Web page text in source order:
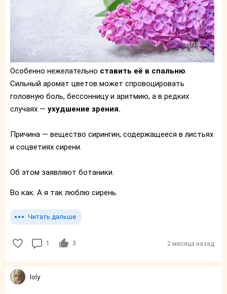
Особенно нежелательно ставить её в спальню.
Сильный аромат цветов может спровоцировать
головную боль, бессонницу и аритмию, а в редких
случаях — ухудшение зрения.
Причина — вещество сирингин, содержащееся в листьях
и соцветиях сирени.
Об этом заявляют ботаники.
Во как. А я так люблю сирень.
Читать дальше
1 3 2 месяца назад
loly